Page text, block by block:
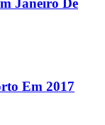
Janeiro De
Em 2017